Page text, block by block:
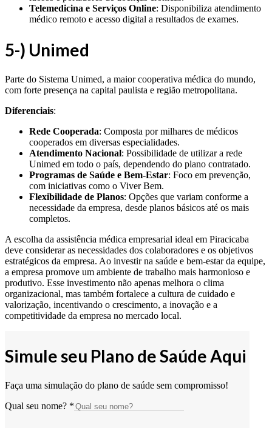
Telemedicina e Serviços Online: Disponibiliza atendimento
médico remoto e acesso digital a resultados de exames.
5-) Unimed
Parte do Sistema Unimed, a maior cooperativa médica do mundo,
com forte presença na capital paulista e região metropolitana.
Diferenciais:
Rede Cooperada: Composta por milhares de médicos
cooperados em diversas especialidades.
Atendimento Nacional: Possibilidade de utilizar a rede
Unimed em todo o país, dependendo do plano contratado.
Programas de Saúde e Bem-Estar: Foco em prevenção,
com iniciativas como o Viver Bem.
Flexibilidade de Planos: Opções que variam conforme a
necessidade da empresa, desde planos básicos até os mais
completos.
A escolha da assistência médica empresarial ideal em Piracicaba
deve considerar as necessidades dos colaboradores e os objetivos
estratégicos da empresa. Ao investir na saúde e bem-estar da equipe,
a empresa promove um ambiente de trabalho mais harmonioso e
produtivo. Esse investimento não apenas melhora o clima
organizacional, mas também fortalece a cultura de cuidado e
valorização, incentivando o crescimento, a inovação e a
competitividade da empresa no mercado local.
Simule seu Plano de Saúde Aqui
Faça uma simulação do plano de saúde sem compromisso!
Qual seu nome? *